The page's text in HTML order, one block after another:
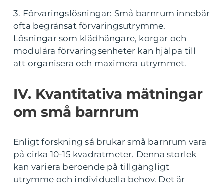
3. Förvaringslösningar: Små barnrum innebär
ofta begränsat förvaringsutrymme.
Lösningar som klädhängare, korgar och
modulära förvaringsenheter kan hjälpa till
att organisera och maximera utrymmet.
IV. Kvantitativa mätningar
om små barnrum
Enligt forskning så brukar små barnrum vara
på cirka 10-15 kvadratmeter. Denna storlek
kan variera beroende på tillgängligt
utrymme och individuella behov. Det är